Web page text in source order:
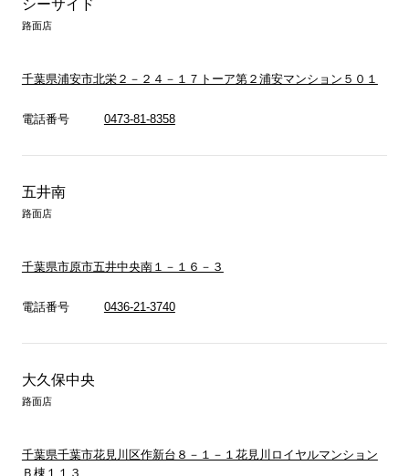
シーサイド
路面店
千葉県浦安市北栄２－２４－１７トーア第２浦安マンション５０１
電話番号 0473-81-8358
五井南
路面店
千葉県市原市五井中央南１－１６－３
電話番号 0436-21-3740
大久保中央
路面店
千葉県千葉市花見川区作新台８－１－１花見川ロイヤルマンション
Ｂ棟１１３